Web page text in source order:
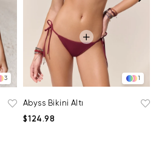
3 1
Abyss Bikini Altı
$124.98